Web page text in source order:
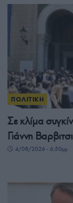
ΠΟΛΙΤΙΚΗ
Σε κλίμα
Γιάννη
4/08/2026 - 6:50μμ